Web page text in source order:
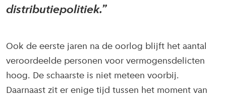
distributiepolitiek.
Ook de eerste jaren na de oorlog blijft het aantal
veroordeelde personen voor vermogensdelicten
hoog. De schaarste is niet meteen voorbij.
Daarnaast zit er enige tijd tussen het moment van